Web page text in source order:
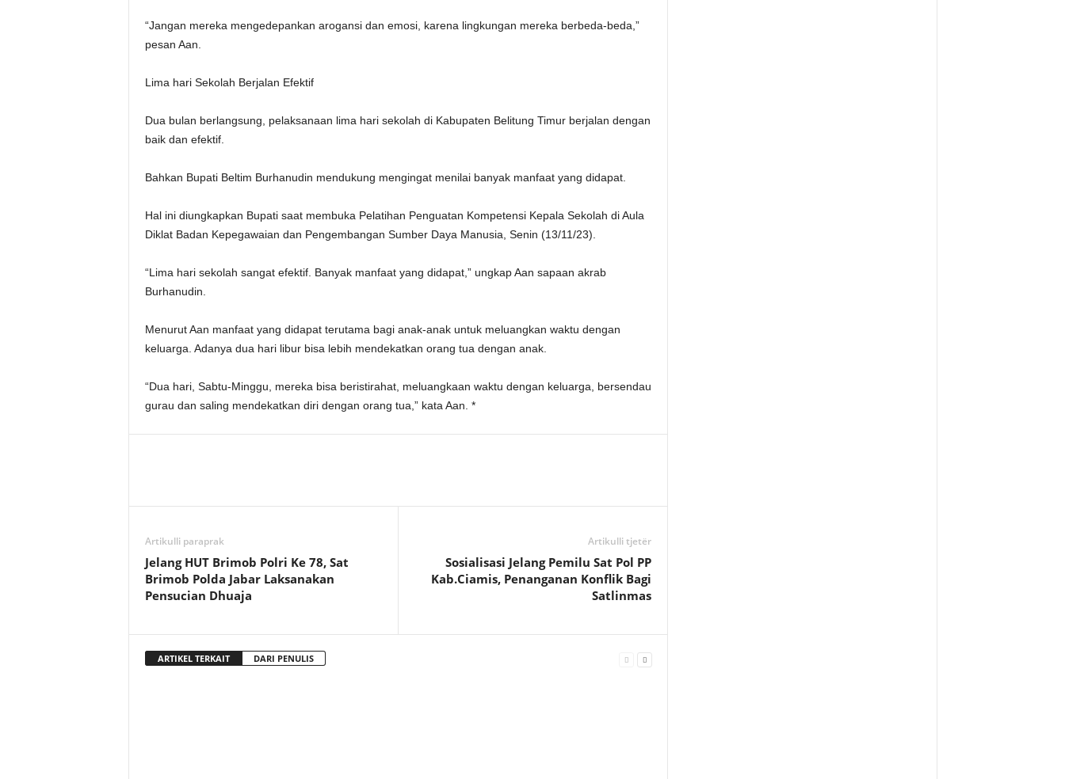
“Jangan mereka mengedepankan arogansi dan emosi, karena lingkungan mereka berbeda-beda,”
pesan Aan.
Lima hari Sekolah Berjalan Efektif
Dua bulan berlangsung, pelaksanaan lima hari sekolah di Kabupaten Belitung Timur berjalan dengan
baik dan efektif.
Bahkan Bupati Beltim Burhanudin mendukung mengingat menilai banyak manfaat yang didapat.
Hal ini diungkapkan Bupati saat membuka Pelatihan Penguatan Kompetensi Kepala Sekolah di Aula
Diklat Badan Kepegawaian dan Pengembangan Sumber Daya Manusia, Senin (13/11/23).
“Lima hari sekolah sangat efektif. Banyak manfaat yang didapat,” ungkap Aan sapaan akrab
Burhanudin.
Menurut Aan manfaat yang didapat terutama bagi anak-anak untuk meluangkan waktu dengan
keluarga. Adanya dua hari libur bisa lebih mendekatkan orang tua dengan anak.
“Dua hari, Sabtu-Minggu, mereka bisa beristirahat, meluangkaan waktu dengan keluarga, bersendau
gurau dan saling mendekatkan diri dengan orang tua,” kata Aan. *
Artikulli paraprak
Jelang HUT Brimob Polri Ke 78, Sat
Brimob Polda Jabar Laksanakan
Pensucian Dhuaja
Artikulli tjetër
Sosialisasi Jelang Pemilu Sat Pol PP
Kab.Ciamis, Penanganan Konflik Bagi
Satlinmas
ARTIKEL TERKAIT DARI PENULIS